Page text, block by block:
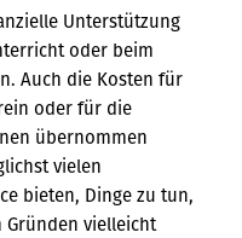
Unterstützung
oder beim
Auch die Kosten für
oder für die
übernommen
vielen
bieten, Dinge zu tun,
vielleicht